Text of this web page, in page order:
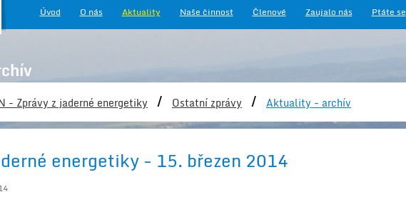
Úvod O nás Aktuality Naše činnost Členové Zaujalo nás Ptáte se
- Zprávy z jaderné energetiky / Ostatní zprávy / Aktuality - archív
energetiky - 15. březen 2014